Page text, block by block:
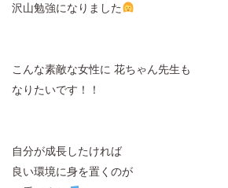
沢山勉強になりました
こんな素敵な女性に 花ちゃん先生も
なりたいです！！
自分が成長したければ
良い環境に身を置くのが